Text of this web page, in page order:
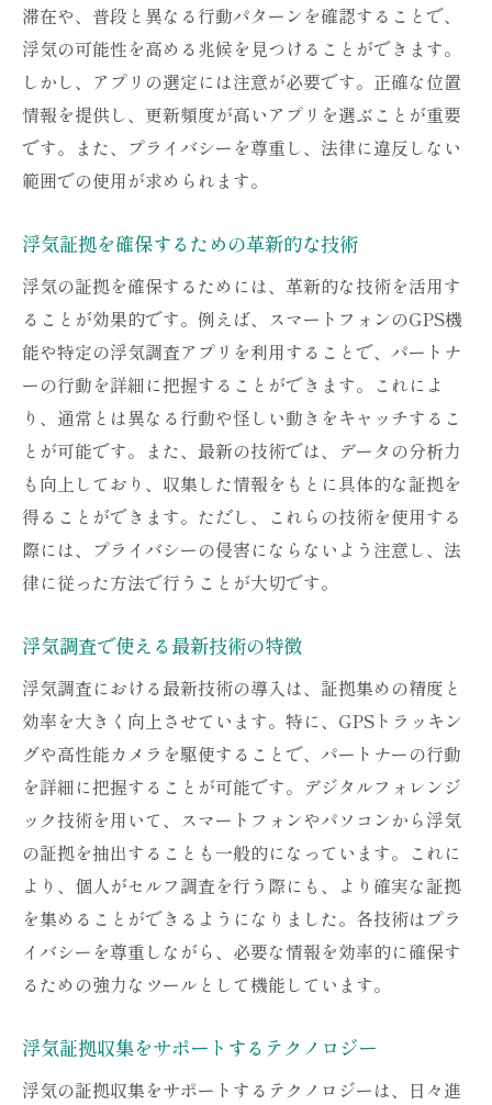
滞在や、普段と異なる行動パターンを確認することで、
浮気の可能性を高める兆候を見つけることができます。
しかし、アプリの選定には注意が必要です。正確な位置
情報を提供し、更新頻度が高いアプリを選ぶことが重要
です。また、プライバシーを尊重し、法律に違反しない
範囲での使用が求められます。
浮気証拠を確保するための革新的な技術
浮気の証拠を確保するためには、革新的な技術を活用す
ることが効果的です。例えば、スマートフォンのGPS機
能や特定の浮気調査アプリを利用することで、パートナ
ーの行動を詳細に把握することができます。これによ
り、通常とは異なる行動や怪しい動きをキャッチするこ
とが可能です。また、最新の技術では、データの分析力
も向上しており、収集した情報をもとに具体的な証拠を
得ることができます。ただし、これらの技術を使用する
際には、プライバシーの侵害にならないよう注意し、法
律に従った方法で行うことが大切です。
浮気調査で使える最新技術の特徴
浮気調査における最新技術の導入は、証拠集めの精度と
効率を大きく向上させています。特に、GPSトラッキン
グや高性能カメラを駆使することで、パートナーの行動
を詳細に把握することが可能です。デジタルフォレンジ
ック技術を用いて、スマートフォンやパソコンから浮気
の証拠を抽出することも一般的になっています。これに
より、個人がセルフ調査を行う際にも、より確実な証拠
を集めることができるようになりました。各技術はプラ
イバシーを尊重しながら、必要な情報を効率的に確保す
るための強力なツールとして機能しています。
浮気証拠収集をサポートするテクノロジー
浮気の証拠収集をサポートするテクノロジーは、日々進